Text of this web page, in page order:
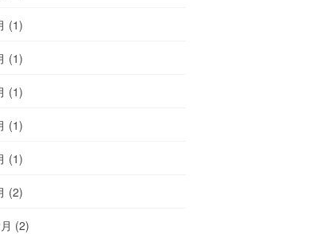
(1)
(1)
(1)
(1)
(1)
(2)
(2)